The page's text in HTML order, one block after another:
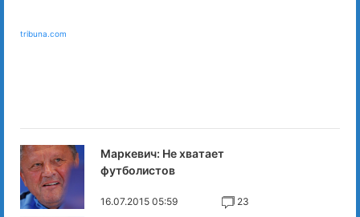
tribuna.com
Маркевич: Не хватает
футболистов
16.07.2015 05:59 23